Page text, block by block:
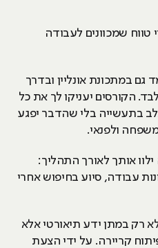
טווח שמכוונים לעבודה
גם במתכונת אונליין ובדרך
הקורסים יעניקו לך את כל
בתעשייה בלי שהדבר יפגע
ולפנאי.
אותך לאורך התהליך:
עבודה, סיוע בחיפוש אחרי
רק במתן ידע תיאורטי אלא
קריירה. על ידי הצעת